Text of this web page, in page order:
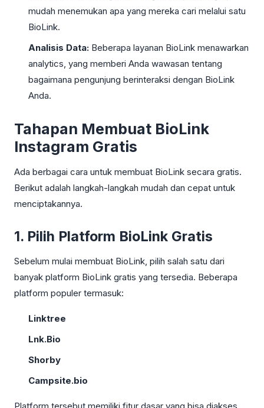
mudah menemukan apa yang mereka cari melalui satu
BioLink.
Analisis Data: Beberapa layanan BioLink menawarkan
analytics, yang memberi Anda wawasan tentang
bagaimana pengunjung berinteraksi dengan BioLink
Anda.
Tahapan Membuat BioLink
Instagram Gratis
Ada berbagai cara untuk membuat BioLink secara gratis.
Berikut adalah langkah-langkah mudah dan cepat untuk
menciptakannya.
1. Pilih Platform BioLink Gratis
Sebelum mulai membuat BioLink, pilih salah satu dari
banyak platform BioLink gratis yang tersedia. Beberapa
platform populer termasuk:
Linktree
Lnk.Bio
Shorby
Campsite.bio